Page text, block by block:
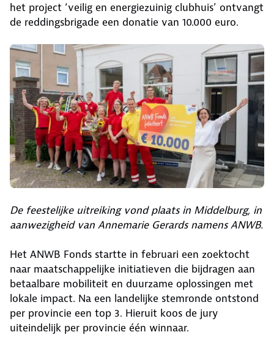
het project ‘veilig en energiezuinig clubhuis’ ontvangt
de reddingsbrigade een donatie van 10.000 euro.
De feestelijke uitreiking vond plaats in Middelburg, in
aanwezigheid van Annemarie Gerards namens ANWB.
Het ANWB Fonds startte in februari een zoektocht
naar maatschappelijke initiatieven die bijdragen aan
betaalbare mobiliteit en duurzame oplossingen met
lokale impact. Na een landelijke stemronde ontstond
per provincie een top 3. Hieruit koos de jury
uiteindelijk per provincie één winnaar.